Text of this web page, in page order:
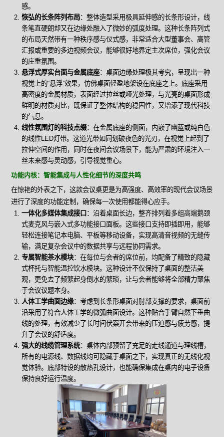
感。
恢弘的长条阵列布局：整体造型采用极具延伸感的长条形设计，线
条笔直硬朗却又在边缘处融入了微妙的弧度处理。这种长条阵列式
的布局天然带有一种秩序感与仪式感，非常适合大型董事会、高管
汇报或重要的多边视频会议，能够很好地界定主次席位，强化会议
的庄重氛围。
悬浮式厚实台面与金属底座：桌面边缘处理极其考究，呈现出一种
视觉上的“悬浮”效果，仿佛桌面轻盈地架设在底座之上。底座采用
高密度的金属材质，表面经过拉丝或哑光处理，与光亮的桌面形成
鲜明的材质对比，既保证了整体结构的稳固性，又增添了现代科技
的气息。
线性氛围灯的科技点缀：在金属底座的侧面，内嵌了幽蓝或纯白色
的线性LED灯带。这道光带如同划破夜色的光刃，在视觉上起到了
拉伸空间的作用，同时在夜间会议场景下，能为严肃的环境注入一
丝未来感与灵动感，引导视觉重心。
功能内核：智能集成与人性化细节的深度共鸣
在惊艳的外表之下，这款会议桌更是为高强度、高效率的现代会议场景
进行了深度的功能定制，确保每一次使用都能得心应手。
一体化多媒体集成接口 ：沿着桌面长边，整齐排列着多组高端鹅颈
式麦克风与嵌入式多功能接口面板。这些接口支持即插即用，能够
轻松连接笔记本电脑、平板等移动设备，实现高清音视频的无缝传
输，满足复杂会议中的数据共享与远程协同需求。
专属智能茶水模块：在每位与会者的席位前，均配备了精致的隐藏
式杯托与智能温控饮水模块。这种设计不仅保持了桌面的整洁美
观，更免去了频繁起身倒水的繁琐，让与会者能够将全部精力聚焦
于会议议题本身。
人体工学曲面边缘：考虑到长条形桌面对肘部支撑的要求，桌面前
沿采用了符合人体工学的微弧曲面设计。这种贴合手臂自然下垂曲
线的处理，有效减少了长时间伏案开会带来的压迫感与疲劳感，提
升了会议的舒适度。
强大的线缆管理系统：桌体内部预留了充足的走线通道与理线槽，
所有的电源线、数据线均可隐藏于桌面之下，实现真正的无线化视
觉体验。底部特设的散热孔设计，也能确保集成在桌内的电子设备
保持良好运行温度。